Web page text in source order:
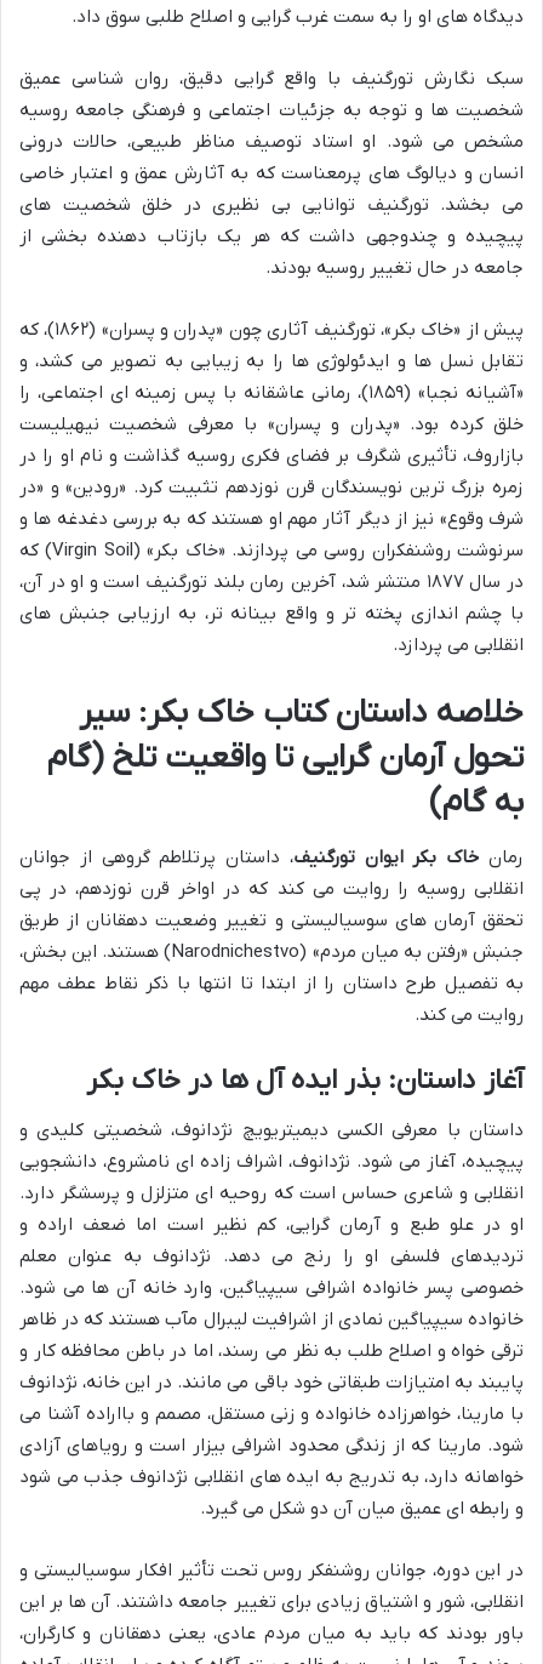
دیدگاه های او را به سمت غرب گرایی و اصلاح طلبی سوق داد.
سبک نگارش تورگنیف با واقع گرایی دقیق، روان شناسی عمیق
شخصیت ها و توجه به جزئیات اجتماعی و فرهنگی جامعه روسیه
مشخص می شود. او استاد توصیف مناظر طبیعی، حالات درونی
انسان و دیالوگ های پرمعناست که به آثارش عمق و اعتبار خاصی
می بخشد. تورگنیف توانایی بی نظیری در خلق شخصیت های
پیچیده و چندوجهی داشت که هر یک بازتاب دهنده بخشی از
جامعه در حال تغییر روسیه بودند.
پیش از «خاک بکر»، تورگنیف آثاری چون «پدران و پسران» (۱۸۶۲)، که
تقابل نسل ها و ایدئولوژی ها را به زیبایی به تصویر می کشد، و
«آشیانه نجبا» (۱۸۵۹)، رمانی عاشقانه با پس زمینه ای اجتماعی، را
خلق کرده بود. «پدران و پسران» با معرفی شخصیت نیهیلیست
بازاروف، تأثیری شگرف بر فضای فکری روسیه گذاشت و نام او را در
زمره بزرگ ترین نویسندگان قرن نوزدهم تثبیت کرد. «رودین» و «در
شرف وقوع» نیز از دیگر آثار مهم او هستند که به بررسی دغدغه ها و
سرنوشت روشنفکران روسی می پردازند. «خاک بکر» (Virgin Soil) که
در سال ۱۸۷۷ منتشر شد، آخرین رمان بلند تورگنیف است و او در آن،
با چشم اندازی پخته تر و واقع بینانه تر، به ارزیابی جنبش های
انقلابی می پردازد.
خلاصه داستان کتاب خاک بکر: سیر
تحول آرمان گرایی تا واقعیت تلخ (گام
به گام)
رمان خاک بکر ایوان تورگنیف، داستان پرتلاطم گروهی از جوانان
انقلابی روسیه را روایت می کند که در اواخر قرن نوزدهم، در پی
تحقق آرمان های سوسیالیستی و تغییر وضعیت دهقانان از طریق
جنبش «رفتن به میان مردم» (Narodnichestvo) هستند. این بخش،
به تفصیل طرح داستان را از ابتدا تا انتها با ذکر نقاط عطف مهم
روایت می کند.
آغاز داستان: بذر ایده آل ها در خاک بکر
داستان با معرفی الکسی دیمیتریویچ نژدانوف، شخصیتی کلیدی و
پیچیده، آغاز می شود. نژدانوف، اشراف زاده ای نامشروع، دانشجویی
انقلابی و شاعری حساس است که روحیه ای متزلزل و پرسشگر دارد.
او در علو طبع و آرمان گرایی، کم نظیر است اما ضعف اراده و
تردیدهای فلسفی او را رنج می دهد. نژدانوف به عنوان معلم
خصوصی پسر خانواده اشرافی سیپیاگین، وارد خانه آن ها می شود.
خانواده سیپیاگین نمادی از اشرافیت لیبرال مآب هستند که در ظاهر
ترقی خواه و اصلاح طلب به نظر می رسند، اما در باطن محافظه کار و
پایبند به امتیازات طبقاتی خود باقی می مانند. در این خانه، نژدانوف
با مارینا، خواهرزاده خانواده و زنی مستقل، مصمم و بااراده آشنا می
شود. مارینا که از زندگی محدود اشرافی بیزار است و رویاهای آزادی
خواهانه دارد، به تدریج به ایده های انقلابی نژدانوف جذب می شود
و رابطه ای عمیق میان آن دو شکل می گیرد.
در این دوره، جوانان روشنفکر روس تحت تأثیر افکار سوسیالیستی و
انقلابی، شور و اشتیاق زیادی برای تغییر جامعه داشتند. آن ها بر این
باور بودند که باید به میان مردم عادی، یعنی دهقانان و کارگران،